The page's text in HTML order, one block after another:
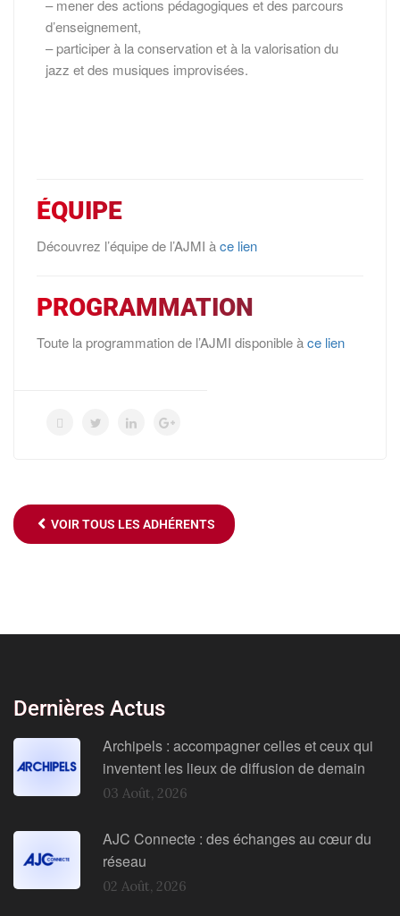
– mener des actions pédagogiques et des parcours
d’enseignement,
– participer à la conservation et à la valorisation du
jazz et des musiques improvisées.
ÉQUIPE
Découvrez l’équipe de l’AJMI àce lien
PROGRAMMATION
Toute la programmation de l’AJMI disponible àce lien
VOIR TOUS LES ADHÉRENTS
Dernières Actus
Archipels : accompagner celles et ceux qui
inventent les lieux de diffusion de demain
03 Août, 2026
AJC Connecte : des échanges au cœur du
réseau
02 Août, 2026